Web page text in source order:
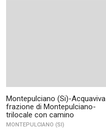
Montepulciano (Si)-Acquaviva
frazione di Montepulciano-
trilocale con camino
MONTEPULCIANO (SI)